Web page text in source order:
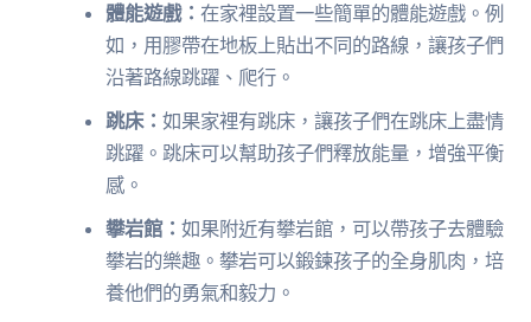
體能遊戲：在家裡設置一些簡單的體能遊戲。例
如，用膠帶在地板上貼出不同的路線，讓孩子們
沿著路線跳躍、爬行。
跳床：如果家裡有跳床，讓孩子們在跳床上盡情
跳躍。跳床可以幫助孩子們釋放能量，增強平衡
感。
攀岩館：如果附近有攀岩館，可以帶孩子去體驗
攀岩的樂趣。攀岩可以鍛鍊孩子的全身肌肉，培
養他們的勇氣和毅力。